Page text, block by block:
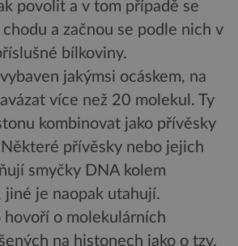
povolit a v tom případě se
a začnou se podle nich v
bílkoviny.
jakýmsi ocáskem, na
více než 20 molekul. Ty
kombinovat jako přívěsky
přívěsky nebo jejich
smyčky DNA kolem
jiné je naopak utahují.
o molekulárních
na histonech jako o tzv.